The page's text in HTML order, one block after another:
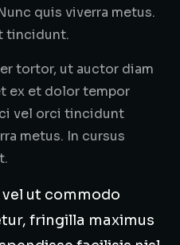
quis viverra metus.
tincidunt.
tortor, ut auctor diam
ex et dolor tempor
vel orci tincidunt
metus. In cursus
ut commodo
fringilla maximus